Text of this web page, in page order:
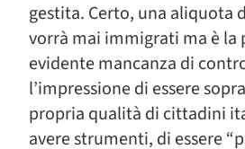
gestita. Certo, una aliquota
vorrà mai immigrati ma è la
evidente mancanza di
l’impressione di essere
propria qualità di cittadini
avere strumenti, di essere